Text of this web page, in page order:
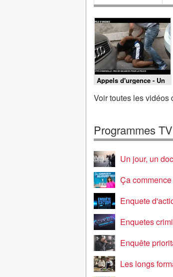
Appels d'urgence - Un
été à Marseille : pas de
vacances pour la
police
Voir toutes les vidéos
Programmes
Un jour, un doc
Ça
Enquete
Enquetes
Enquête
Les longs